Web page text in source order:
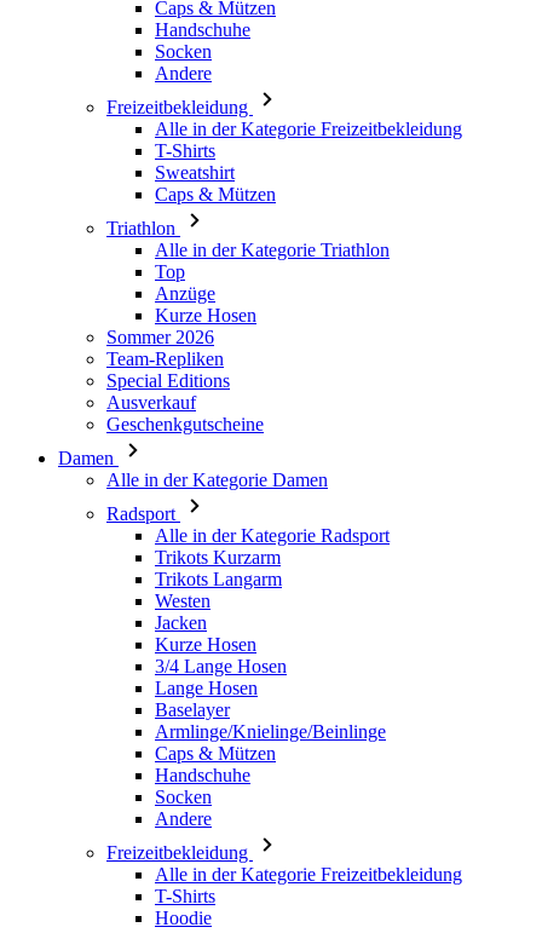
Alle in der Kategorie Freizeitbekleidung
T-Shirts
Sweatshirt
Caps & Mützen
Triathlon
Alle in der Kategorie Triathlon
Top
Anzüge
Kurze Hosen
Sommer 2026
Team-Repliken
Special Editions
Ausverkauf
Geschenkgutscheine
Damen
Alle in der Kategorie Damen
Radsport
Alle in der Kategorie Radsport
Trikots Langarm
Westen
Jacken
Kurze Hosen
3/4 Lange Hosen
Lange Hosen
Baselayer
Armlinge/Knielinge/Beinlinge
Caps & Mützen
Handschuhe
Socken
Andere
Freizeitbekleidung
Alle in der Kategorie Freizeitbekleidung
T-Shirts
Hoodie
Caps & Mützen
Triathlon
Alle in der Kategorie Triathlon
Top